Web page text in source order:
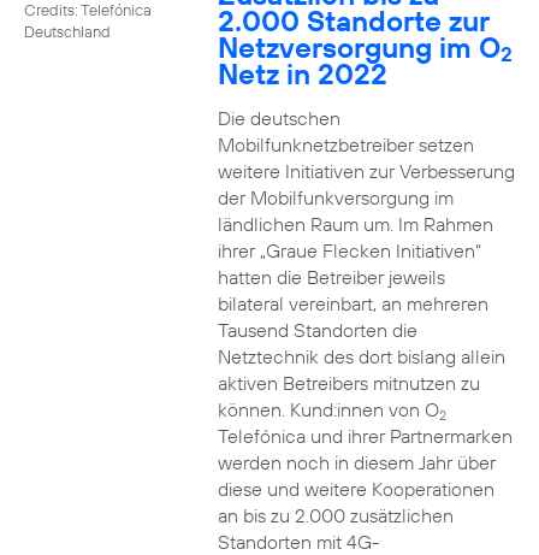
Credits: Telefónica
Deutschland
2.000 Standorte zur
Netzversorgung im O2
Netz in 2022
Die deutschen
Mobilfunknetzbetreiber setzen
weitere Initiativen zur Verbesserung
der Mobilfunkversorgung im
ländlichen Raum um. Im Rahmen
ihrer „Graue Flecken Initiativen“
hatten die Betreiber jeweils
bilateral vereinbart, an mehreren
Tausend Standorten die
Netztechnik des dort bislang allein
aktiven Betreibers mitnutzen zu
können. Kund:innen von O2
Telefónica und ihrer Partnermarken
werden noch in diesem Jahr über
diese und weitere Kooperationen
an bis zu 2.000 zusätzlichen
Standorten mit 4G-